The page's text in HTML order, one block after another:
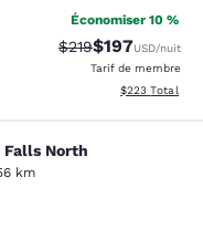
Économiser 10 %
Tarif barré :
$219Tarif réduit :
$197USD/nuit
Tarif de membre
Afficher les
$223 Total
North
Falls North
km